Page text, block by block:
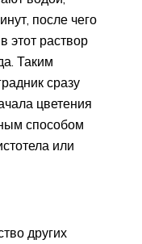
после чего
этот раствор
Таким
сразу
цветения
способом
или
других